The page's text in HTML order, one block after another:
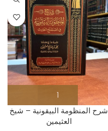
شرح المنظومة البيقونية – شيخ
العثيمين